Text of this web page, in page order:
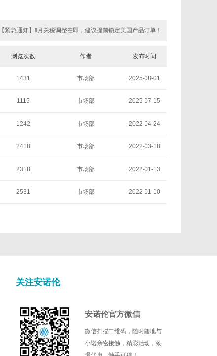
【紧急通知】8月关税调整在即，建议提前锁定美国产品订单！
浏览次数 作者 发布时间
1431 市场部 2025-08-01
1115 市场部 2025-07-15
1242 市场部 2022-04-24
2418 市场部 2022-03-18
2318 市场部 2022-01-13
2531 市场部 2022-01-10
关注安诺伦
安诺伦官方微信
微信扫描二维码，随时随地与
小诺亲密接触，精彩活动，劲